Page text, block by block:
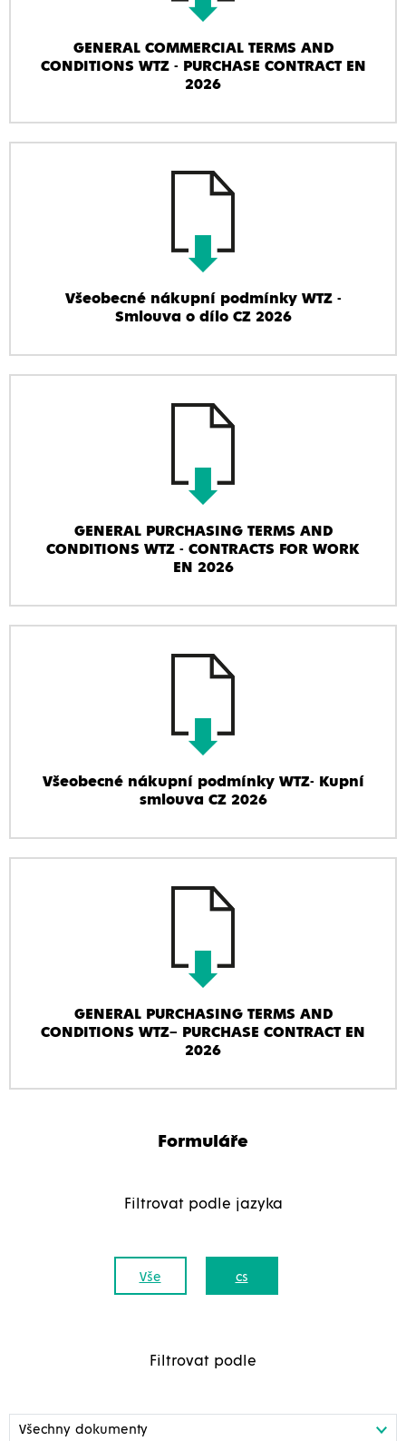
GENERAL COMMERCIAL TERMS AND
CONDITIONS WTZ - PURCHASE CONTRACT EN
2026
Všeobecné nákupní podmínky WTZ -
Smlouva o dílo CZ 2026
GENERAL PURCHASING TERMS AND
CONDITIONS WTZ - CONTRACTS FOR WORK
EN 2026
Všeobecné nákupní podmínky WTZ- Kupní
smlouva CZ 2026
GENERAL PURCHASING TERMS AND
CONDITIONS WTZ– PURCHASE CONTRACT EN
2026
Formuláře
Filtrovat podle jazyka
Vše cs
Filtrovat podle